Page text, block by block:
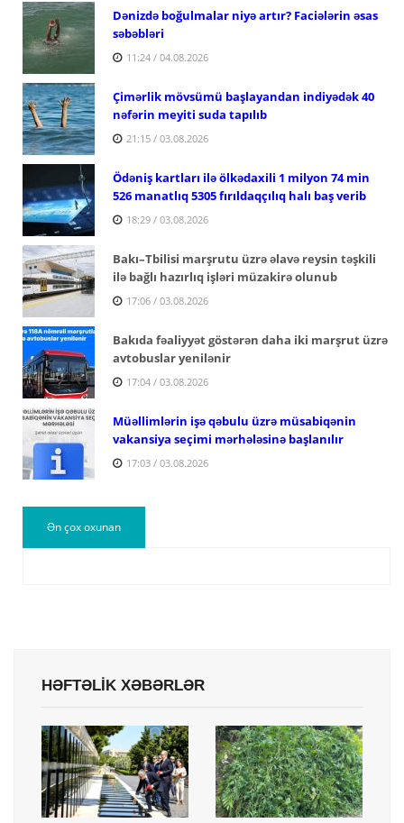
Dənizdə boğulmalar niyə artır? Faciələrin əsas
səbəbləri
11:24 / 04.08.2026
Çimərlik mövsümü başlayandan indiyədək 40
nəfərin meyiti suda tapılıb
21:15 / 03.08.2026
Ödəniş kartları ilə ölkədaxili 1 milyon 74 min
526 manatlıq 5305 fırıldaqçılıq halı baş verib
18:29 / 03.08.2026
Bakı–Tbilisi marşrutu üzrə əlavə reysin təşkili
ilə bağlı hazırlıq işləri müzakirə olunub
17:06 / 03.08.2026
Bakıda fəaliyyət göstərən daha iki marşrut üzrə
avtobuslar yenilənir
17:04 / 03.08.2026
Müəllimlərin işə qəbulu üzrə müsabiqənin
vakansiya seçimi mərhələsinə başlanılır
17:03 / 03.08.2026
Ən çox oxunan
HƏFTƏLİK XƏBƏRLƏR